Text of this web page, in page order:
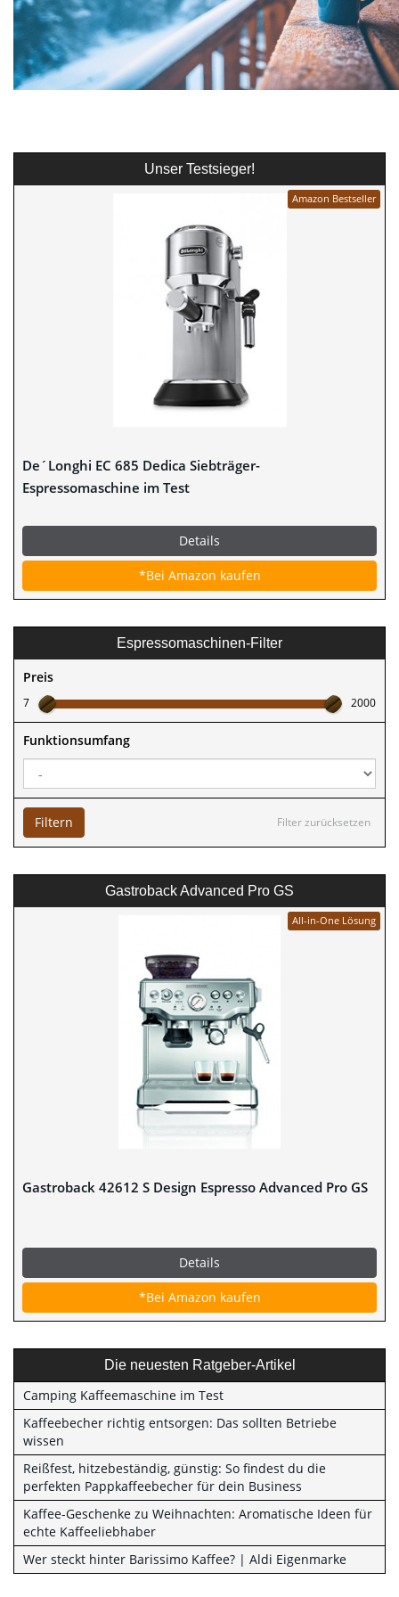
Unser Testsieger!
Amazon Bestseller
De´Longhi EC 685 Dedica Siebträger-
Espressomaschine im Test
Details
*Bei Amazon kaufen
Espressomaschinen-Filter
Preis
7 2000
Funktionsumfang
Filter zurücksetzen
Filtern
Gastroback Advanced Pro GS
All-in-One Lösung
Gastroback 42612 S Design Espresso Advanced Pro GS
Details
*Bei Amazon kaufen
Die neuesten Ratgeber-Artikel
Camping Kaffeemaschine im Test
Kaffeebecher richtig entsorgen: Das sollten Betriebe
wissen
Reißfest, hitzebeständig, günstig: So findest du die
perfekten Pappkaffeebecher für dein Business
Kaffee-Geschenke zu Weihnachten: Aromatische Ideen für
echte Kaffeeliebhaber
Wer steckt hinter Barissimo Kaffee? | Aldi Eigenmarke